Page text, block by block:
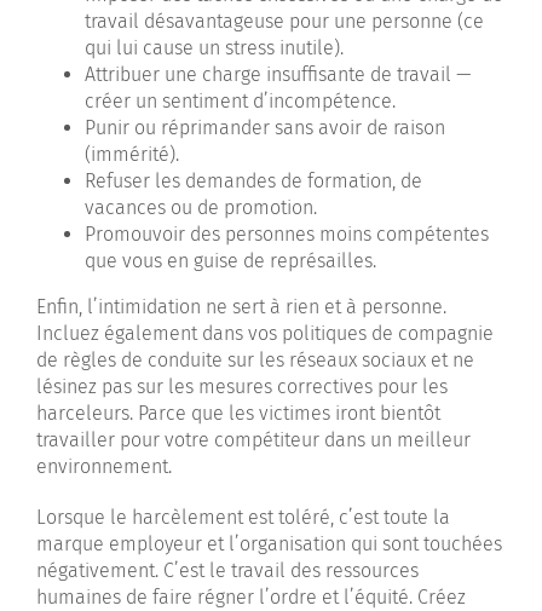
travail désavantageuse pour une personne (ce
qui lui cause un stress inutile).
Attribuer une charge insuffisante de travail —
créer un sentiment d’incompétence.
Punir ou réprimander sans avoir de raison
(immérité).
Refuser les demandes de formation, de
vacances ou de promotion.
Promouvoir des personnes moins compétentes
que vous en guise de représailles.
Enfin, l’intimidation ne sert à rien et à personne.
Incluez également dans vos politiques de compagnie
de règles de conduite sur les réseaux sociaux et ne
lésinez pas sur les mesures correctives pour les
harceleurs. Parce que les victimes iront bientôt
travailler pour votre compétiteur dans un meilleur
environnement.
Lorsque le harcèlement est toléré, c’est toute la
marque employeur et l’organisation qui sont touchées
négativement. C’est le travail des ressources
humaines de faire régner l’ordre et l’équité. Créez